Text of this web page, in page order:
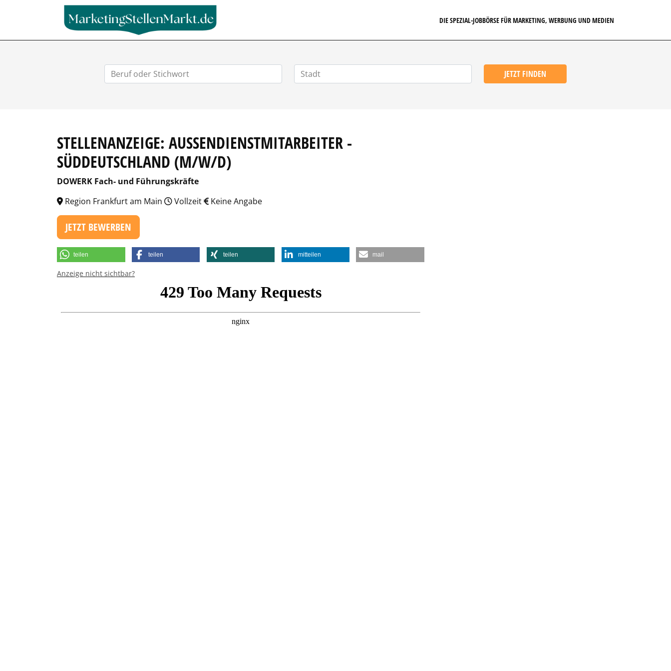
DIE SPEZIAL-JOBBÖRSE FÜR MARKETING, WERBUNG UND MEDIEN
JETZT FINDEN
STELLENANZEIGE: AUSSENDIENSTMITARBEITER - S
ÜDDEUTSCHLAND (M/W/D)
DOWERK Fach- und Führungskräfte
Region Frankfurt am Main
Vollzeit Keine Angabe
JETZT BEWERBEN
teilen teilen teilen mitteilen mail
Anzeige nicht sichtbar?